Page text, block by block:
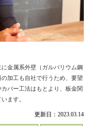
更新日：2023.03.14
金属系外壁（ガルバリウム鋼
加工も自社で行うため、要望
バー工法はもとより、板金関
ます。